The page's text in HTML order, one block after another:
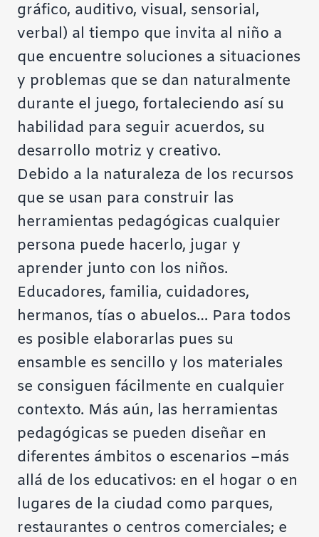
gráfico, auditivo, visual, sensorial,
verbal) al tiempo que invita al niño a
que encuentre soluciones a situaciones
y problemas que se dan naturalmente
durante el juego, fortaleciendo así su
habilidad para seguir acuerdos, su
desarrollo motriz y creativo.
Debido a la naturaleza de los recursos
que se usan para construir las
herramientas pedagógicas cualquier
persona puede hacerlo, jugar y
aprender junto con los niños.
Educadores, familia, cuidadores,
hermanos, tías o abuelos… Para todos
es posible elaborarlas pues su
ensamble es sencillo y los materiales
se consiguen fácilmente en cualquier
contexto. Más aún, las herramientas
pedagógicas se pueden diseñar en
diferentes ámbitos o escenarios –más
allá de los educativos: en el hogar o en
lugares de la ciudad como parques,
restaurantes o centros comerciales; e